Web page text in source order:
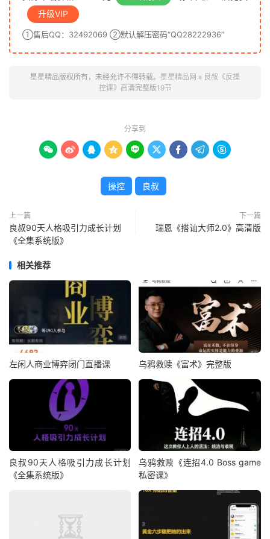
升级VIP
①售后QQ：32492069 ②默认解压密码“QQ28222936”
星星精品版权所有，未经允许不得转载。 星星精品网 » 良叔《反操
控课》高清完整版19节
分享到
        
操控 良叔
上一篇
良叔90天人格吸引力成长计划
《全集系统版》
下一篇
瑞恩《搭讪大师2.0》高清版
相关推荐
左闲人商业博弈闭门直播课 乌鸦救赎《富术》完整版
良叔90天人格吸引力成长计划
《全集系统版》
乌鸦救赎《连招4.0 Boss game
私密课》